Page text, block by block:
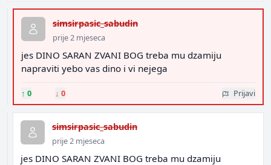
simsirpasic_sabudin
prije 2 mjeseca
jes DINO SARAN ZVANI BOG treba mu dzamiju
napraviti yebo vas dino i vi nejega
↑ 0 ↓ 0 Prijavi
simsirpasic_sabudin
prije 2 mjeseca
jes DINO SARAN ZVANI BOG treba mu dzamiju